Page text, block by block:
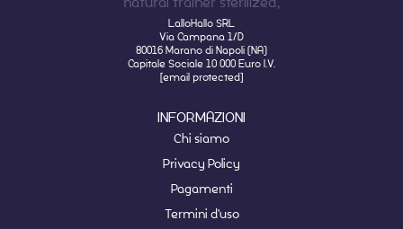
LalloHallo SRL
Via Campana 1/D
80016 Marano di Napoli (NA)
Capitale Sociale 10 000 Euro I.V.
[email protected]
INFORMAZIONI
Chi siamo
Privacy Policy
Pagamenti
Termini d'uso